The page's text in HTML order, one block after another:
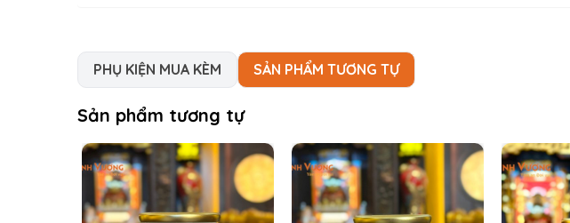
PHỤ KIỆN MUA KÈM SẢN PHẨM TƯƠNG TỰ
Sản phẩm tương tự